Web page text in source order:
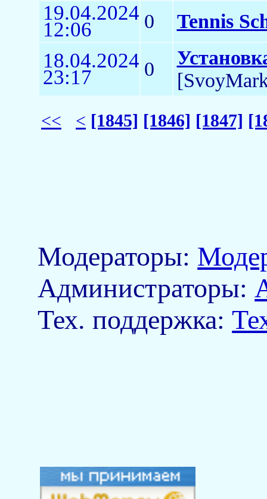
19.04.2024
12:06 0 Tennis
18.04.2024
23:17 0
<< < [1845] [1846] [1847]
Модераторы:
Aдминистраторы:
Тех. поддержка: